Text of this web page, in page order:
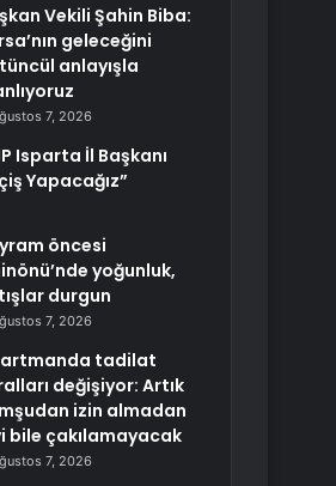
Vekili Şahin Biba:
geleceğini
anlayışla
7, 2026
Isparta İl Başkanı
Yapacağız”
öncesi
yoğunluk,
durgun
7, 2026
tadilat
değişiyor: Artık
izin almadan
bile çakılamayacak
7, 2026